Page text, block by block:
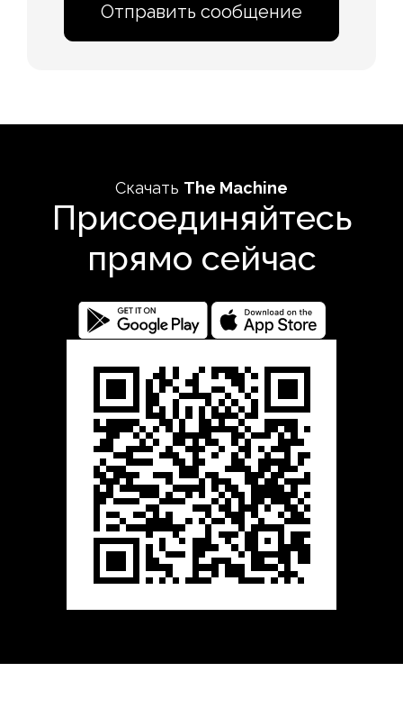
Отправить сообщение
Скачать The Machine
Присоединяйтесь
прямо сейчас